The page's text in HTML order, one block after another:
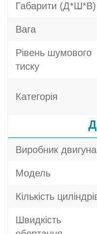
Габарити (Д*Ш*В)
Вага
Рівень шумового
тиску
Категорія
Виробник двигуна
Модель
Кількість
Швидкість